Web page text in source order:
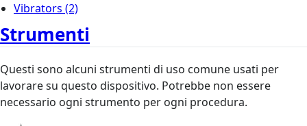
Vibrators (2)
Strumenti
Questi sono alcuni strumenti di uso comune usati per
lavorare su questo dispositivo. Potrebbe non essere
necessario ogni strumento per ogni procedura.